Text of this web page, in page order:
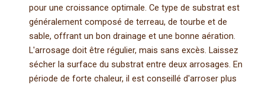
pour une croissance optimale. Ce type de substrat est
généralement composé de terreau, de tourbe et de
sable, offrant un bon drainage et une bonne aération.
L'arrosage doit être régulier, mais sans excès. Laissez
sécher la surface du substrat entre deux arrosages. En
période de forte chaleur, il est conseillé d'arroser plus